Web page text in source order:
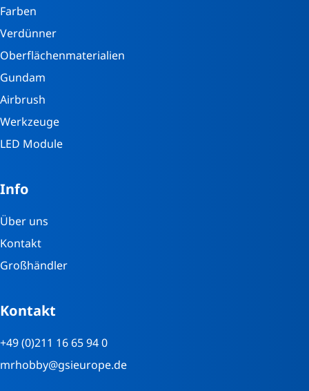
Farben
Verdünner
Oberflächenmaterialien
Gundam
Airbrush
Werkzeuge
LED Module
Info
Über uns
Kontakt
Großhändler
Kontakt
+49 (0)211 16 65 94 0
mrhobby@gsieurope.de